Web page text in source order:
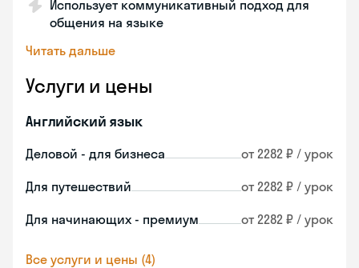
Использует коммуникативный подход для
общения на языке
Читать дальше
Услуги и цены
Английский язык
Деловой - для бизнеса от 2282 ₽ / урок
Для путешествий от 2282 ₽ / урок
Для начинающих - премиум от 2282 ₽ / урок
Все услуги и цены (4)